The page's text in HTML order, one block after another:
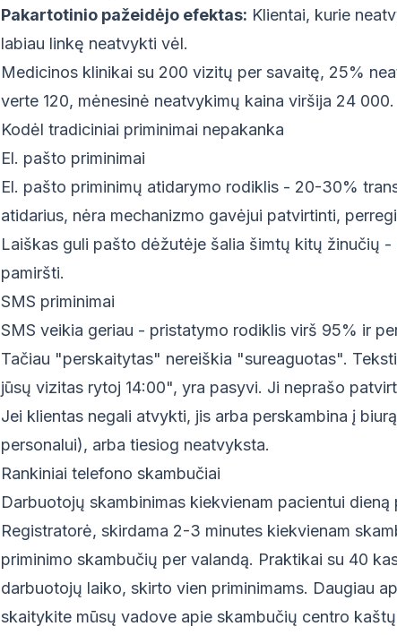
Pakartotinio pažeidėjo efektas: Klientai, kurie
labiau linkę neatvykti vėl.
Medicinos klinikai su 200 vizitų per savaitę, 25%
verte 120, mėnesinė neatvykimų kaina viršija 24 000.
Kodėl tradiciniai priminimai nepakanka
El. pašto priminimai
El. pašto priminimų atidarymo rodiklis - 20-30%
atidarius, nėra mechanizmo gavėjui patvirtinti,
Laiškas guli pašto dėžutėje šalia šimtų kitų žinučių
pamiršti.
SMS priminimai
SMS veikia geriau - pristatymo rodiklis virš 95% ir
Tačiau "perskaitytas" nereiškia "sureaguotas".
jūsų vizitas rytoj 14:00", yra pasyvi. Ji neprašo
Jei klientas negali atvykti, jis arba perskambina į
personalui), arba tiesiog neatvyksta.
Rankiniai telefono skambučiai
Darbuotojų skambinimas kiekvienam pacientui
Registratorė, skirdama 2-3 minutes kiekvienam
priminimo skambučių per valandą. Praktikai su 40
darbuotojų laiko, skirto vien priminimams. Daugiau
skaitykite mūsų vadove apie skambučių centro